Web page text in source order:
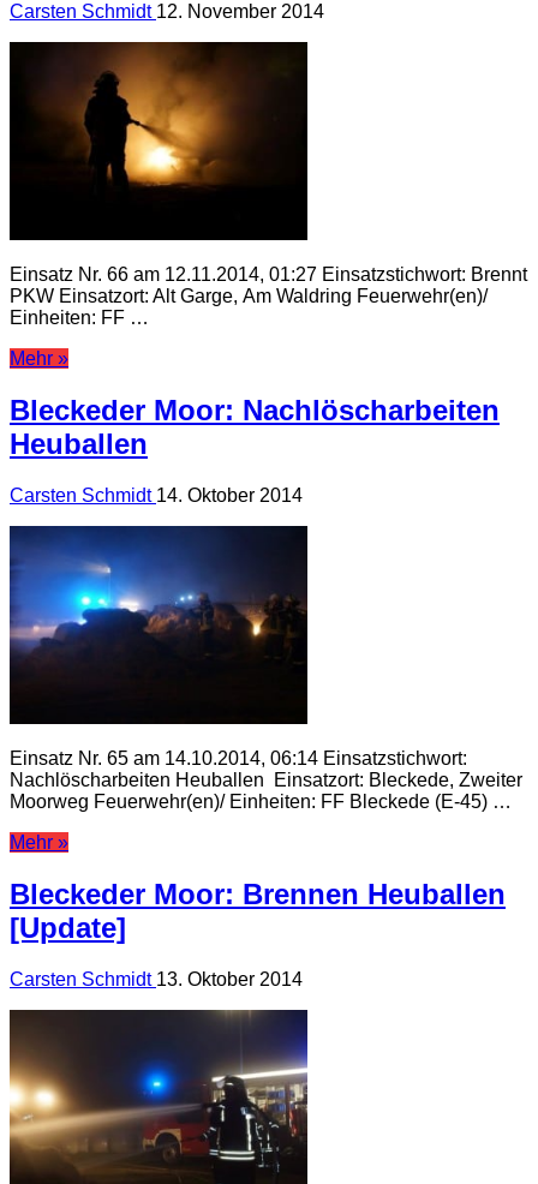
Carsten Schmidt 12. November 2014
Einsatz Nr. 66 am 12.11.2014, 01:27 Einsatzstichwort: Brennt
PKW Einsatzort: Alt Garge, Am Waldring Feuerwehr(en)/
Einheiten: FF …
Mehr »
Bleckeder Moor: Nachlöscharbeiten
Heuballen
Carsten Schmidt 14. Oktober 2014
Einsatz Nr. 65 am 14.10.2014, 06:14 Einsatzstichwort:
Nachlöscharbeiten Heuballen Einsatzort: Bleckede, Zweiter
Moorweg Feuerwehr(en)/ Einheiten: FF Bleckede (E-45) …
Mehr »
Bleckeder Moor: Brennen Heuballen
[Update]
Carsten Schmidt 13. Oktober 2014